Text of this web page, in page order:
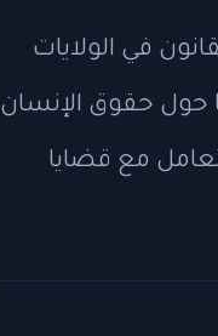
في الولايات
حول حقوق الإنسان
مع قضايا